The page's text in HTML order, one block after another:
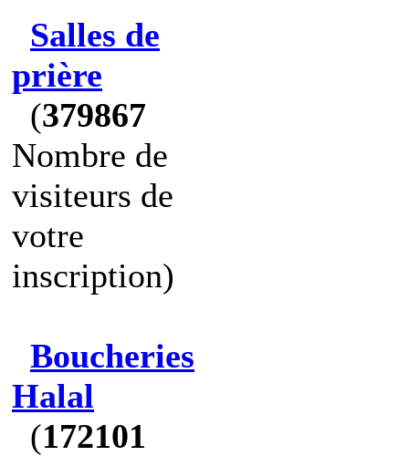
Salles de
prière
(379867
Nombre de
visiteurs de
votre
inscription)
Boucheries
Halal
(172101